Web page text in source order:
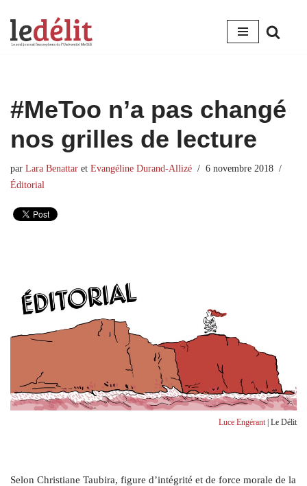
Aller
#MeToo n’a pas changé
nos grilles de lecture
par Lara Benattar et Evangéline Durand-Allizé
6 novembre 2018
Éditorial
Luce Engérant | Le Délit
Selon Christiane Taubira, figure d’intégrité et de force morale de la